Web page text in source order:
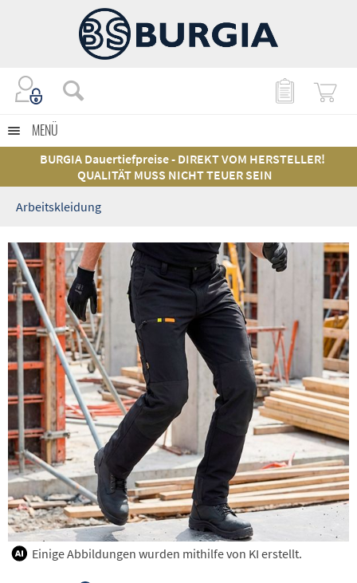
MENÜ
BURGIA Dauertiefpreise - DIREKT VOM HERSTELLER!
QUALITÄT MUSS NICHT TEUER SEIN
Arbeitskleidung
Einige Abbildungen wurden mithilfe von KI erstellt.